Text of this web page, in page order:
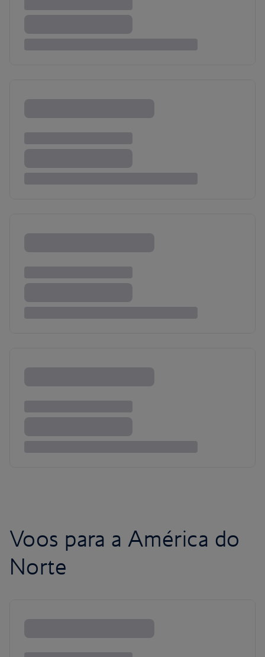
Voos para a América do
Norte